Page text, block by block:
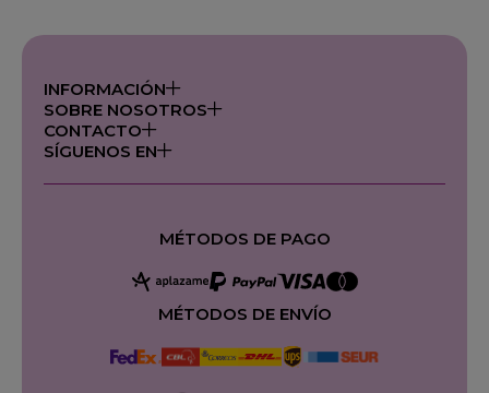
INFORMACIÓN
SOBRE NOSOTROS
CONTACTO
SÍGUENOS EN
MÉTODOS DE PAGO
MÉTODOS DE ENVÍO